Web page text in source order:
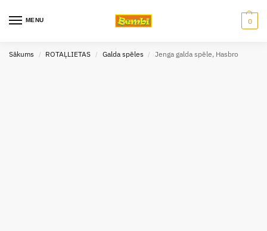
MENU 0
Sākums / ROTAĻLIETAS / Galda spēles / Jenga galda spēle, Hasbro